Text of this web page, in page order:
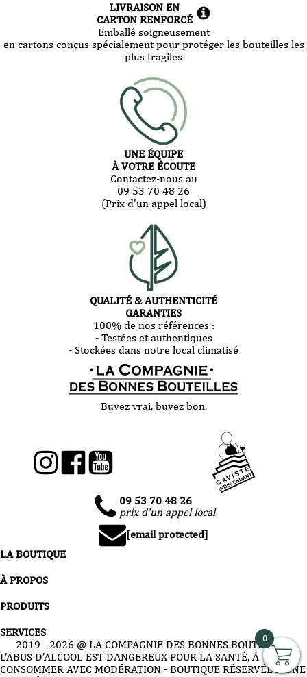
LIVRAISON EN
CARTON RENFORCÉ
Emballé soigneusement
en cartons conçus spécialement pour protéger les bouteilles les
plus fragiles
UNE ÉQUIPE
À VOTRE ÉCOUTE
Contactez-nous au
09 53 70 48 26
(Prix d'un appel local)
QUALITÉ & AUTHENTICITÉ
GARANTIES
100% de nos références :
- Testées et authentiques
- Stockées dans notre local climatisé
Buvez vrai, buvez bon.
09 53 70 48 26
prix d'un appel local
[email protected]
LA BOUTIQUE
À PROPOS
PRODUITS
SERVICES
2019 - 2026 @ LA COMPAGNIE DES BONNES BOUTEILLES
L’ABUS D’ALCOOL EST DANGEREUX POUR LA SANTÉ, À
CONSOMMER AVEC MODÉRATION - BOUTIQUE RÉSERVÉE À UNE
0